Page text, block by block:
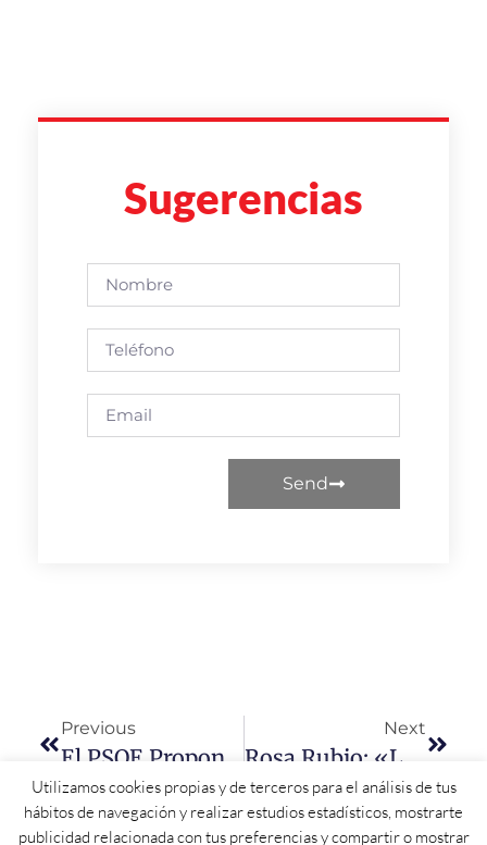
Sugerencias
Send
Previous Next
Utilizamos cookies propias y de terceros para el análisis de tus
hábitos de navegación y realizar estudios estadísticos, mostrarte
publicidad relacionada con tus preferencias y compartir o mostrar